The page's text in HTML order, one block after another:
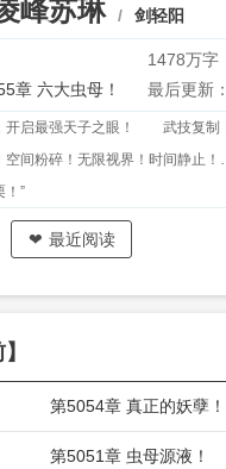
峰苏琳 剑轻阳
1478万字
章 六大虫母！ 最后更新
开启最强天子之眼！ 武技复制
空间粉碎！无限视界！时间静
！”
最近阅读
第5054章 真正的妖孽！
第5051章 虫母源液！